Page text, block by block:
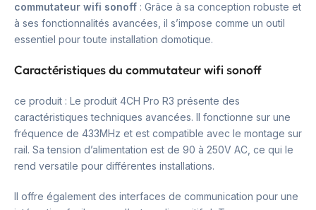
commutateur wifi sonoff : Grâce à sa conception robuste et
à ses fonctionnalités avancées, il s’impose comme un outil
essentiel pour toute installation domotique.
Caractéristiques du commutateur wifi sonoff
ce produit : Le produit 4CH Pro R3 présente des
caractéristiques techniques avancées. Il fonctionne sur une
fréquence de 433MHz et est compatible avec le montage sur
rail. Sa tension d’alimentation est de 90 à 250V AC, ce qui le
rend versatile pour différentes installations.
Il offre également des interfaces de communication pour une